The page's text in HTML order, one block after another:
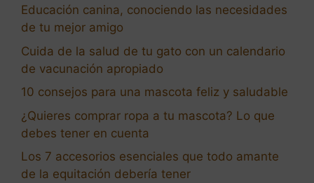
Educación canina, conociendo las necesidades
de tu mejor amigo
Cuida de la salud de tu gato con un calendario
de vacunación apropiado
10 consejos para una mascota feliz y saludable
¿Quieres comprar ropa a tu mascota? Lo que
debes tener en cuenta
Los 7 accesorios esenciales que todo amante
de la equitación debería tener